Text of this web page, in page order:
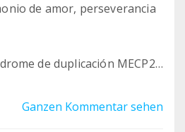
de amor, perseverancia
de duplicación MECP2,
rara que
habilidades motoras. En un
Ganzen Kommentar sehen